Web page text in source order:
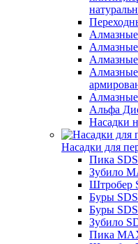
Альфа
Насадки
Насадки для
Пика
Зубило
Штробер
Буры
Буры
Зубило
Пика